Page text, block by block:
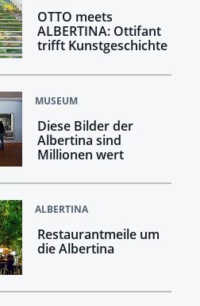
OTTO meets
ALBERTINA: Ottifant
trifft Kunstgeschichte
MUSEUM
Diese Bilder der
Albertina sind
Millionen wert
ALBERTINA
Restaurantmeile um
die Albertina